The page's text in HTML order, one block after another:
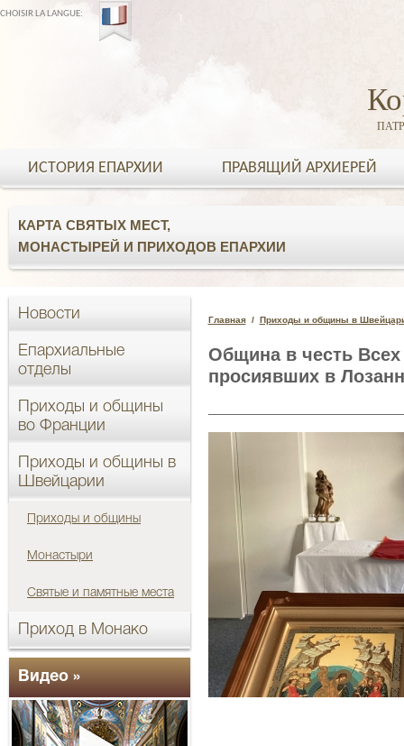
CHOISIR LA LANGUE:
ИСТОРИЯ ЕПАРХИИ ПРАВЯЩИЙ АРХИЕРЕЙ
КАРТА СВЯТЫХ МЕСТ,
МОНАСТЫРЕЙ И ПРИХОДОВ ЕПАРХИИ
Новости
Епархиальные
отделы
Приходы и общины
во Франции
Приходы и общины в
Швейцарии
Приходы и общины
Монастыри
Святые и памятные места
Приход в Монако
Видео »
Главная Приходы и общины в
Община в честь
просиявших в